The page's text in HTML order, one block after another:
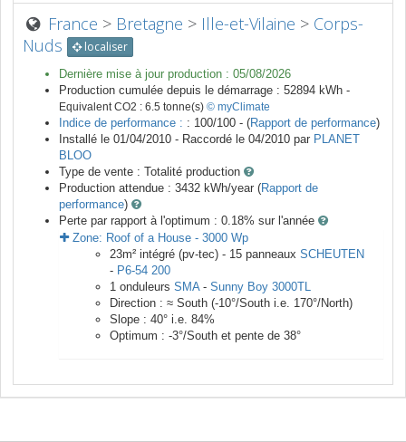
France > Bretagne > Ille-et-Vilaine > Corps-
Nuds
localiser
Dernière mise à jour production : 05/08/2026
Production cumulée depuis le démarrage : 52894 kWh -
Equivalent CO2 : 6.5 tonne(s) © myClimate
Indice de performance : : 100/100 - (Rapport de performance)
Installé le 01/04/2010 - Raccordé le 04/2010 par PLANET
BLOO
Type de vente : Totalité production
Production attendue : 3432 kWh/year (Rapport de
performance)
Perte par rapport à l'optimum : 0.18% sur l'année
Zone: Roof of a House - 3000 Wp
23m² intégré (pv-tec) - 15 panneaux SCHEUTEN
- P6-54 200
1 onduleurs SMA- Sunny Boy 3000TL
Direction : ≈ South (-10°/South i.e. 170°/North)
Slope : 40° i.e. 84%
Optimum : -3°/South et pente de 38°